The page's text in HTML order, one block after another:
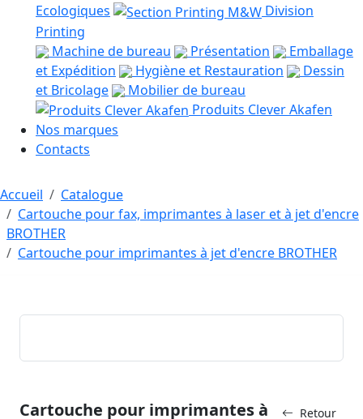
Ecologiques
Division
Printing
Machine de bureau
Présentation
Emballage
et Expédition
Hygiène et Restauration
Dessin
et Bricolage
Mobilier de bureau
Produits Clever Akafen
Nos marques
Contacts
Accueil
Catalogue
Cartouche pour fax, imprimantes à laser et à jet d'encre
BROTHER
Cartouche pour imprimantes à jet d'encre BROTHER
Retour
Cartouche pour imprimantes à